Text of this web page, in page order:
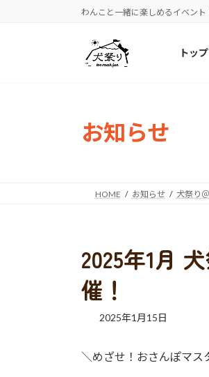
わんこと一緒に楽しめるイベント
トップ
お知らせ
HOME お知らせ 犬祭り
2025年1月
催！
2025年1月15日
＼めざせ！おさんぽマス